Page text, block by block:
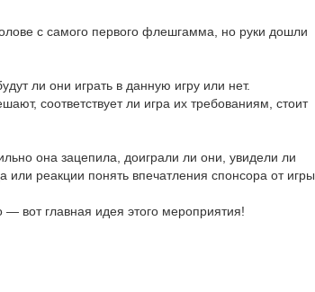
с самого первого флешгамма, но руки дошли
ли они играть в данную игру или нет.
соответствует ли игра их требованиям, стоит
она зацепила, доиграли ли они, увидели ли
реакции понять впечатления спонсора от игры.
— вот главная идея этого мероприятия!